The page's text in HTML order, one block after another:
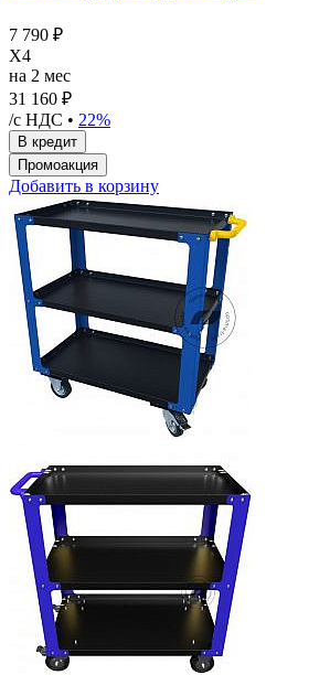
7 790 ₽
X4
на 2 мес
31 160 ₽
/с НДС • 22%
Добавить в корзину